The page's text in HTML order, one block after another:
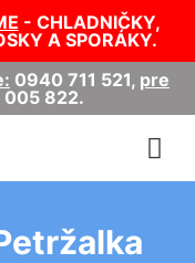
- CHLADNIČKY,
A SPORÁKY.
0940 711 521, pre
822.